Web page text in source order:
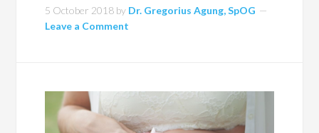
5 October 2018 by Dr. Gregorius Agung, SpOG
Leave a Comment